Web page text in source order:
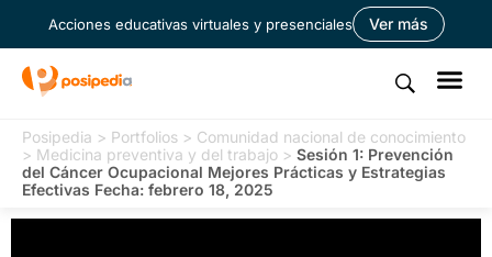
Acciones educativas virtuales y presenciales Ver más
Posipedia > Portfolios > Comunidad nacional de conocimiento
> Medicina preventiva y del trabajo > Sesión 1: Prevención
del Cáncer Ocupacional Mejores Prácticas y Estrategias
Efectivas Fecha: febrero 18, 2025